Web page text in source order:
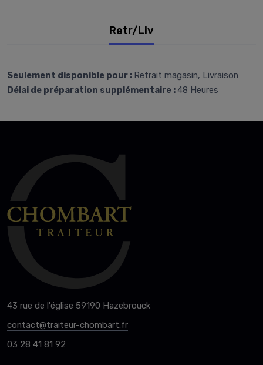
Retr/Liv
Seulement disponible pour : Retrait magasin, Livraison
Délai de préparation supplémentaire :48 Heures
43 rue de l'église 59190 Hazebrouck
contact@traiteur-chombart.fr
03 28 41 81 92